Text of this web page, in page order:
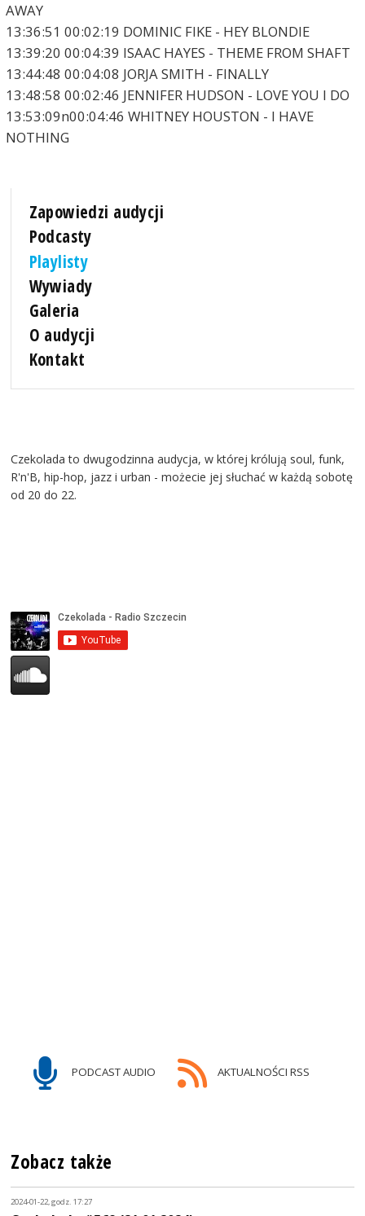
AWAY
13:36:51 00:02:19 DOMINIC FIKE - HEY BLONDIE
13:39:20 00:04:39 ISAAC HAYES - THEME FROM SHAFT
13:44:48 00:04:08 JORJA SMITH - FINALLY
13:48:58 00:02:46 JENNIFER HUDSON - LOVE YOU I DO
13:53:09n00:04:46 WHITNEY HOUSTON - I HAVE
NOTHING
Zapowiedzi audycji
Podcasty
Playlisty
Wywiady
Galeria
O audycji
Kontakt
Czekolada to dwugodzinna audycja, w której królują soul, funk,
R'n'B, hip-hop, jazz i urban - możecie jej słuchać w każdą sobotę
od 20 do 22.
PODCAST AUDIO AKTUALNOŚCI RSS
Zobacz także
2024-01-22, godz. 17:27